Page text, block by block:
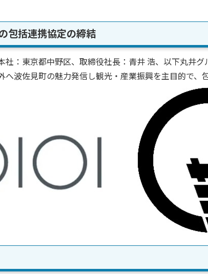
包括連携協定の締結
：東京都中野区、取締役社長：青井 浩、以下丸井
波佐見町の魅力発信し観光・産業振興を主目的で、